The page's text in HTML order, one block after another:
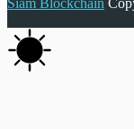
Siam Blockchain